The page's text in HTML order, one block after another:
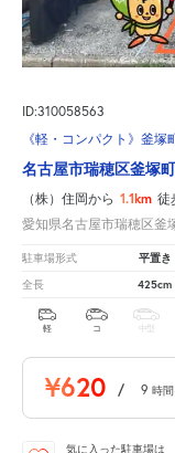
ID:310058563
《軽・コンパクト》釜
名古屋市瑞穂区釜塚
（株）住岡から 1.1km 徒
愛知県名古屋市瑞穂区釜
駐車場形式 平置き
全長 425cm
軽 コ 中型
¥620 / 9 時間
気に入った駐車場は